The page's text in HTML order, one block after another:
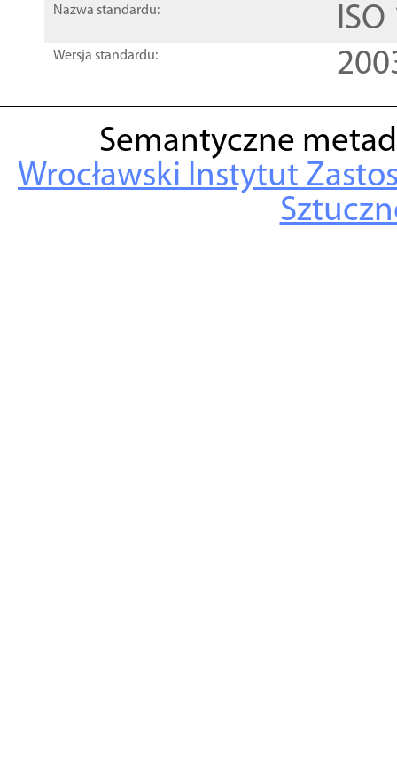
Nazwa standardu:
Wersja standardu:
Semantyczne
Wrocławski Instytut